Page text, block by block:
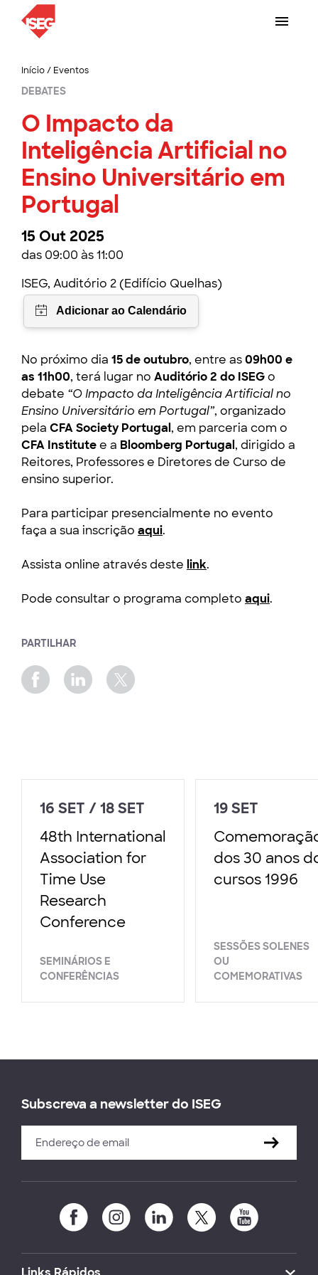
Início/ Eventos
DEBATES
O Impacto da
Inteligência Artificial no
Ensino Universitário em
Portugal
15 Out 2025
das 09:00 às 11:00
ISEG, Auditório 2 (Edifício Quelhas)
No próximo dia 15 de outubro, entre as09h00 e
as 11h00, terá lugar no Auditório 2 do ISEGo
debate “O Impacto da Inteligência Artificial no
Ensino Universitário em Portugal”, organizado
pela CFA Society Portugal , em parceria com o
CFA Institutee a Bloomberg Portugal , dirigido a
Reitores, Professores e Diretores de Curso de
ensino superior.
Para participar presencialmente no evento
faça a sua inscrição aqui.
Assista online através deste link.
Pode consultar o programa completo aqui.
PARTILHAR
16 SET / 18 SET
48th International
Association for
Time Use
Research
Conference
SEMINÁRIOS E
CONFERÊNCIAS
19 SET
dos 30 anos
cursos 1996
SESSÕES SOLENES
OU
COMEMORATIVAS
Subscreva a newsletter do ISEG